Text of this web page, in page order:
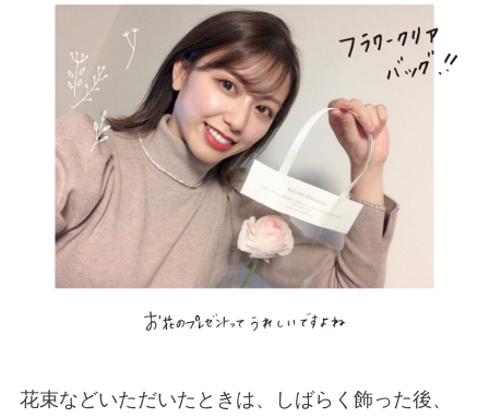
花束などいただいたときは、しばらく飾った後、